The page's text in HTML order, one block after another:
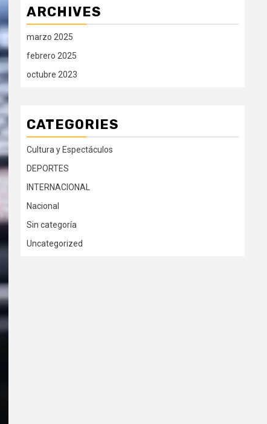
ARCHIVES
marzo 2025
febrero 2025
octubre 2023
CATEGORIES
Cultura y Espectáculos
DEPORTES
INTERNACIONAL
Nacional
Sin categoría
Uncategorized